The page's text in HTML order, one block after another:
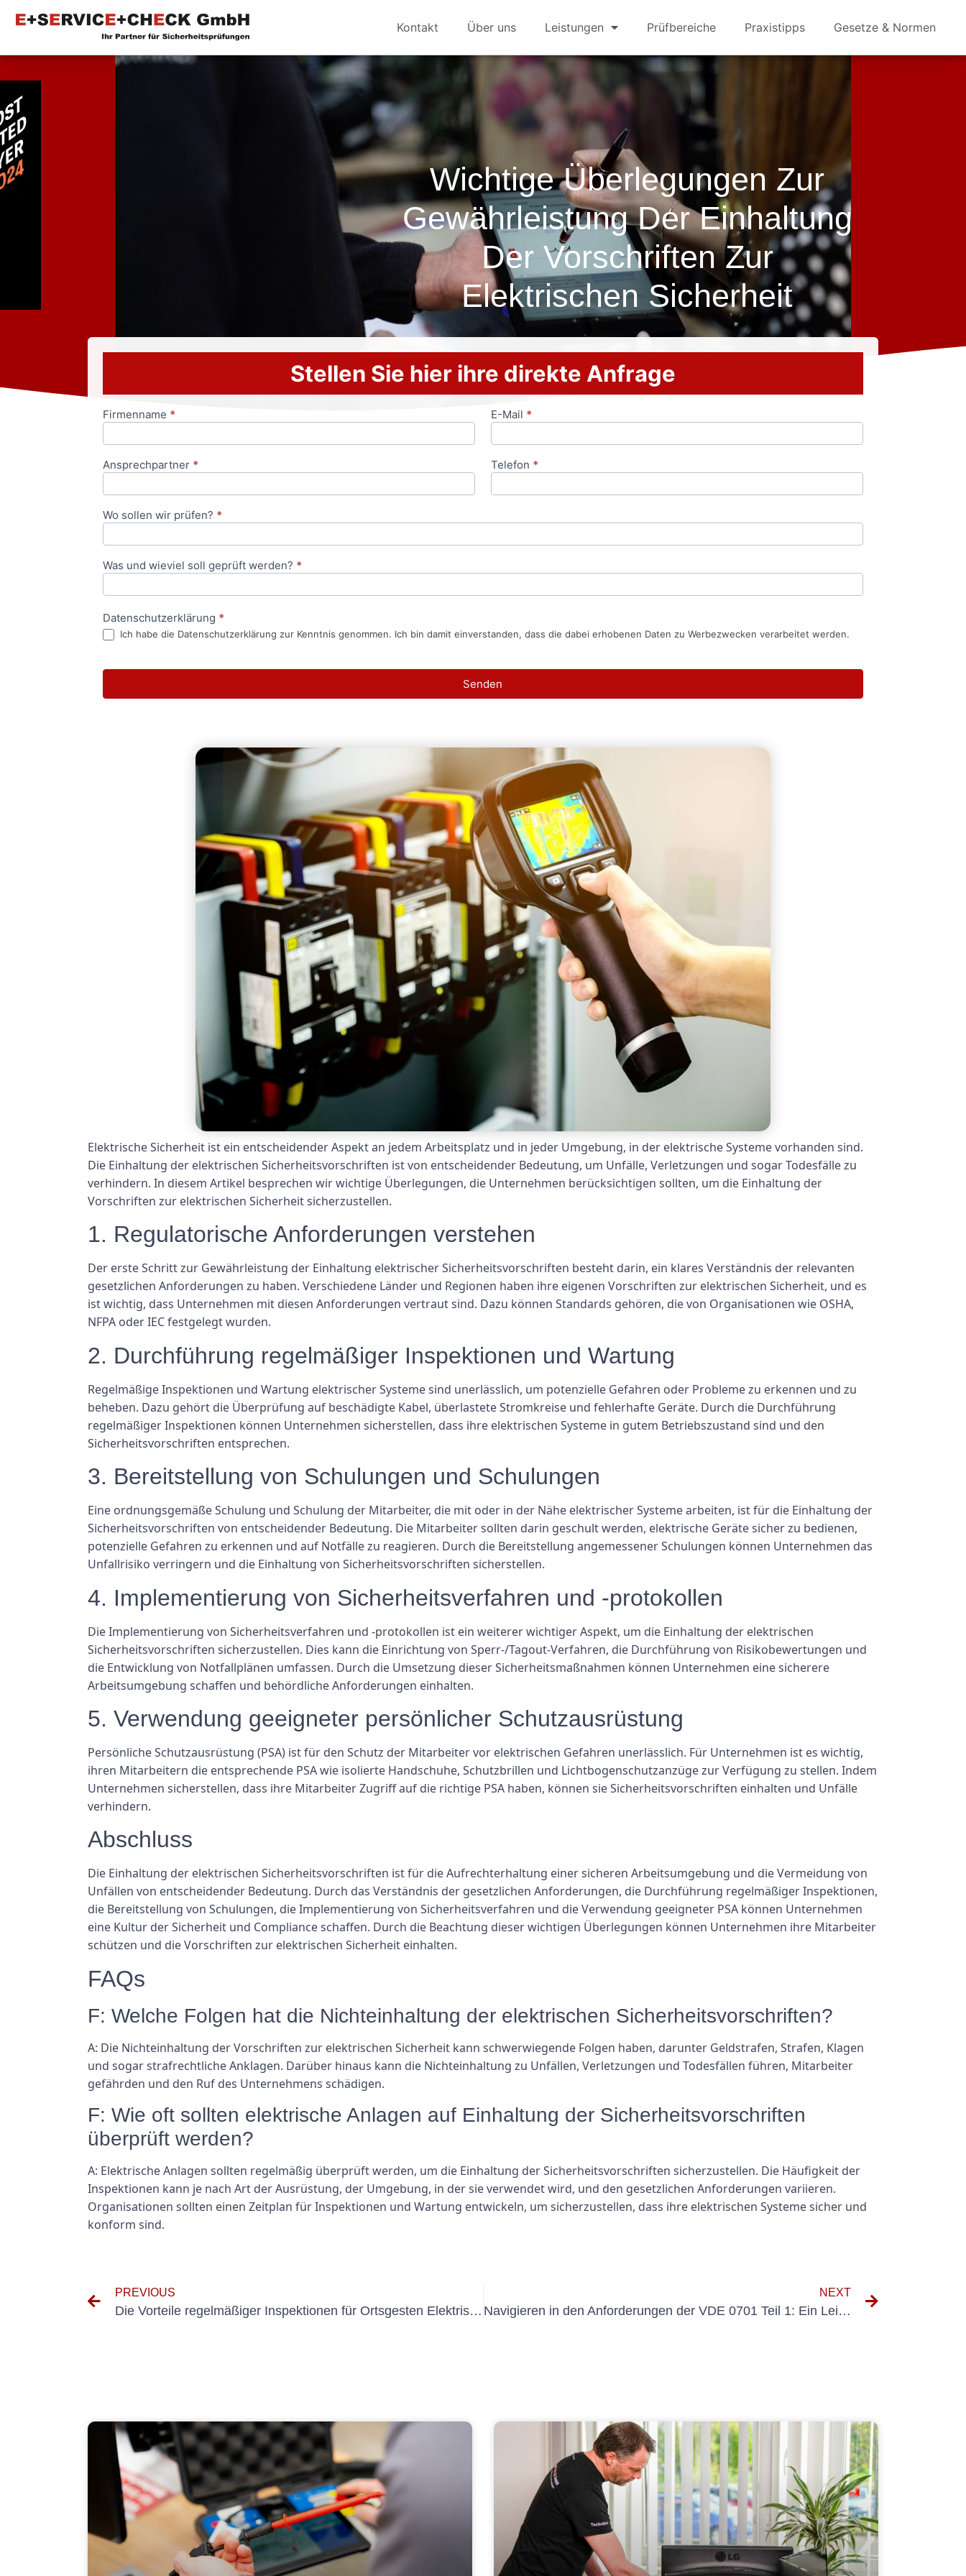
Kontakt Über uns Leistungen Prüfbereiche Praxistipps Gesetze & Normen
Wichtige Überlegungen Zur
Gewährleistung Der Einhaltung
Der Vorschriften Zur
Elektrischen Sicherheit
Stellen Sie hier ihre direkte Anfrage
Anfrageformular
Firmenname * E-Mail *
Ansprechpartner * Telefon *
Wo sollen wir prüfen? *
Was und wieviel soll geprüft werden? *
Datenschutzerklärung *
Ich habe die Datenschutzerklärung zur Kenntnis genommen. Ich bin damit einverstanden, dass die dabei erhobenen Daten zu Werbezwecken verarbeitet werden.
Senden
Elektrische Sicherheit ist ein entscheidender Aspekt an jedem Arbeitsplatz und in jeder Umgebung, in der elektrische Systeme vorhanden sind.
Die Einhaltung der elektrischen Sicherheitsvorschriften ist von entscheidender Bedeutung, um Unfälle, Verletzungen und sogar Todesfälle zu
verhindern. In diesem Artikel besprechen wir wichtige Überlegungen, die Unternehmen berücksichtigen sollten, um die Einhaltung der
Vorschriften zur elektrischen Sicherheit sicherzustellen.
1. Regulatorische Anforderungen verstehen
Der erste Schritt zur Gewährleistung der Einhaltung elektrischer Sicherheitsvorschriften besteht darin, ein klares Verständnis der relevanten
gesetzlichen Anforderungen zu haben. Verschiedene Länder und Regionen haben ihre eigenen Vorschriften zur elektrischen Sicherheit, und es
ist wichtig, dass Unternehmen mit diesen Anforderungen vertraut sind. Dazu können Standards gehören, die von Organisationen wie OSHA,
NFPA oder IEC festgelegt wurden.
2. Durchführung regelmäßiger Inspektionen und Wartung
Regelmäßige Inspektionen und Wartung elektrischer Systeme sind unerlässlich, um potenzielle Gefahren oder Probleme zu erkennen und zu
beheben. Dazu gehört die Überprüfung auf beschädigte Kabel, überlastete Stromkreise und fehlerhafte Geräte. Durch die Durchführung
regelmäßiger Inspektionen können Unternehmen sicherstellen, dass ihre elektrischen Systeme in gutem Betriebszustand sind und den
Sicherheitsvorschriften entsprechen.
3. Bereitstellung von Schulungen und Schulungen
Eine ordnungsgemäße Schulung und Schulung der Mitarbeiter, die mit oder in der Nähe elektrischer Systeme arbeiten, ist für die Einhaltung der
Sicherheitsvorschriften von entscheidender Bedeutung. Die Mitarbeiter sollten darin geschult werden, elektrische Geräte sicher zu bedienen,
potenzielle Gefahren zu erkennen und auf Notfälle zu reagieren. Durch die Bereitstellung angemessener Schulungen können Unternehmen das
Unfallrisiko verringern und die Einhaltung von Sicherheitsvorschriften sicherstellen.
4. Implementierung von Sicherheitsverfahren und -protokollen
Die Implementierung von Sicherheitsverfahren und -protokollen ist ein weiterer wichtiger Aspekt, um die Einhaltung der elektrischen
Sicherheitsvorschriften sicherzustellen. Dies kann die Einrichtung von Sperr-/Tagout-Verfahren, die Durchführung von Risikobewertungen und
die Entwicklung von Notfallplänen umfassen. Durch die Umsetzung dieser Sicherheitsmaßnahmen können Unternehmen eine sicherere
Arbeitsumgebung schaffen und behördliche Anforderungen einhalten.
5. Verwendung geeigneter persönlicher Schutzausrüstung
Persönliche Schutzausrüstung (PSA) ist für den Schutz der Mitarbeiter vor elektrischen Gefahren unerlässlich. Für Unternehmen ist es wichtig,
ihren Mitarbeitern die entsprechende PSA wie isolierte Handschuhe, Schutzbrillen und Lichtbogenschutzanzüge zur Verfügung zu stellen. Indem
Unternehmen sicherstellen, dass ihre Mitarbeiter Zugriff auf die richtige PSA haben, können sie Sicherheitsvorschriften einhalten und Unfälle
verhindern.
Abschluss
Die Einhaltung der elektrischen Sicherheitsvorschriften ist für die Aufrechterhaltung einer sicheren Arbeitsumgebung und die Vermeidung von
Unfällen von entscheidender Bedeutung. Durch das Verständnis der gesetzlichen Anforderungen, die Durchführung regelmäßiger Inspektionen,
die Bereitstellung von Schulungen, die Implementierung von Sicherheitsverfahren und die Verwendung geeigneter PSA können Unternehmen
eine Kultur der Sicherheit und Compliance schaffen. Durch die Beachtung dieser wichtigen Überlegungen können Unternehmen ihre Mitarbeiter
schützen und die Vorschriften zur elektrischen Sicherheit einhalten.
FAQs
F: Welche Folgen hat die Nichteinhaltung der elektrischen Sicherheitsvorschriften?
A: Die Nichteinhaltung der Vorschriften zur elektrischen Sicherheit kann schwerwiegende Folgen haben, darunter Geldstrafen, Strafen, Klagen
und sogar strafrechtliche Anklagen. Darüber hinaus kann die Nichteinhaltung zu Unfällen, Verletzungen und Todesfällen führen, Mitarbeiter
gefährden und den Ruf des Unternehmens schädigen.
F: Wie oft sollten elektrische Anlagen auf Einhaltung der Sicherheitsvorschriften
überprüft werden?
A: Elektrische Anlagen sollten regelmäßig überprüft werden, um die Einhaltung der Sicherheitsvorschriften sicherzustellen. Die Häufigkeit der
Inspektionen kann je nach Art der Ausrüstung, der Umgebung, in der sie verwendet wird, und den gesetzlichen Anforderungen variieren.
Organisationen sollten einen Zeitplan für Inspektionen und Wartung entwickeln, um sicherzustellen, dass ihre elektrischen Systeme sicher und
konform sind.
PREVIOUS
Die Vorteile regelmäßiger Inspektionen für Ortsgesten Elektrischer Anlagen
NEXT
Navigieren in den Anforderungen der VDE 0701 Teil 1: Ein Leitfaden für Elektroingenieure und -techniker